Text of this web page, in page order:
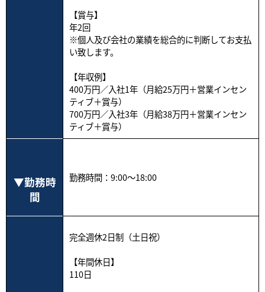
【賞与】
年2回
※個人及び会社の業績を総合的に判断してお支払
い致します。
【年収例】
400万円／入社1年（月給25万円＋営業インセン
ティブ＋賞与）
700万円／入社3年（月給38万円＋営業インセン
ティブ＋賞与）
勤務時
間
勤務時間：9:00～18:00
完全週休2日制（土日祝）
【年間休日】
110日